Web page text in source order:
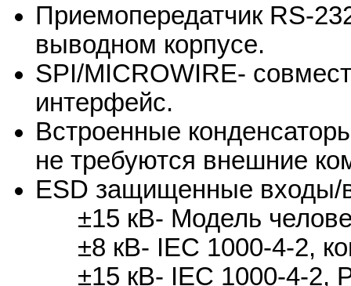
Приемопередатчик RS-
выводном корпусе.
SPI/MICROWIRE-
интерфейс.
Встроенные
не требуются внешние
ESD защищенные входы/
±15 кВ- Модель
±8 кВ- IEC 1000-4-2,
±15 кВ- IEC 1000-4-2,